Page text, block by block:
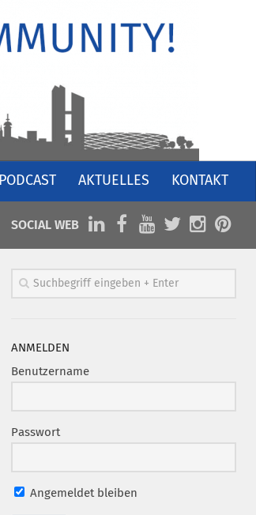
PODCAST AKTUELLES KONTAKT
SOCIAL WEB
ANMELDEN
Benutzername
Passwort
Angemeldet bleiben